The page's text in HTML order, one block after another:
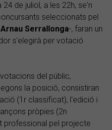
de juliol, a les 22h, se'n
seleccionats pel
Arnau Serrallonga-, faran un
s'elegirà per votació
del públic,
la posició, consistiran
(1r classificat), l'edició i
pròpies (2n
professional pel projecte